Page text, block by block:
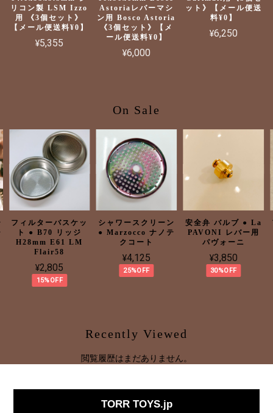
リコン製 LSM Izzo
用 《3個セット》
【メール便送料¥0】
¥5,355
Astoriaレバーマシ
ン用 Bosco Astoria
《3個セット》【メ
ール便送料¥0】
¥6,000
ット》【メール便送
料¥0】
¥6,250
On Sale
フィルターバスケッ
ト ● B70 リッジ
H28mm E61 LM
Flair58
¥2,805
15%OFF
シャワースクリーン
● Marzocco ナノテ
クコート
¥4,125
25%OFF
安全弁 バルブ ● La
PAVONI レバー用
パヴォーニ
¥3,850
30%OFF
Recently Viewed
閲覧履歴はまだありません。
TORR TOYS.jp